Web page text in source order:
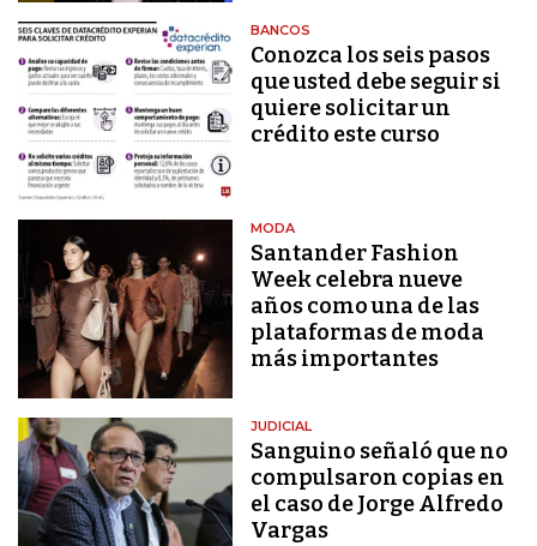
BANCOS
Conozca los seis pasos
que usted debe seguir si
quiere solicitar un
crédito este curso
MODA
Santander Fashion
Week celebra nueve
años como una de las
plataformas de moda
más importantes
JUDICIAL
Sanguino señaló que no
compulsaron copias en
el caso de Jorge Alfredo
Vargas